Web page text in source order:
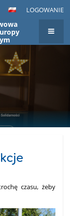
LOGOWANIE
czasu, żeby